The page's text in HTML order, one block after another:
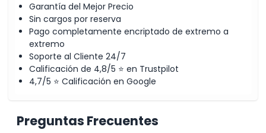
Garantía del Mejor Precio
Sin cargos por reserva
Pago completamente encriptado de extremo a
extremo
Soporte al Cliente 24/7
Calificación de 4,8/5 ⭐ en Trustpilot
4,7/5 ⭐ Calificación en Google
Preguntas Frecuentes